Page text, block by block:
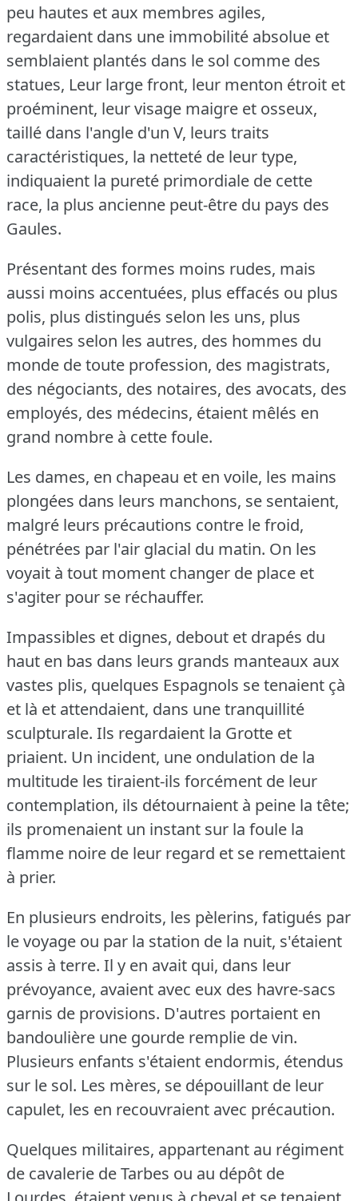
peu hautes et aux membres agiles,
regardaient dans une immobilité absolue et
semblaient plantés dans le sol comme des
statues, Leur large front, leur menton étroit et
proéminent, leur visage maigre et osseux,
taillé dans l'angle d'un V, leurs traits
caractéristiques, la netteté de leur type,
indiquaient la pureté primordiale de cette
race, la plus ancienne peut-être du pays des
Gaules.
Présentant des formes moins rudes, mais
aussi moins accentuées, plus effacés ou plus
polis, plus distingués selon les uns, plus
vulgaires selon les autres, des hommes du
monde de toute profession, des magistrats,
des négociants, des notaires, des avocats, des
employés, des médecins, étaient mêlés en
grand nombre à cette foule.
Les dames, en chapeau et en voile, les mains
plongées dans leurs manchons, se sentaient,
malgré leurs précautions contre le froid,
pénétrées par l'air glacial du matin. On les
voyait à tout moment changer de place et
s'agiter pour se réchauffer.
Impassibles et dignes, debout et drapés du
haut en bas dans leurs grands manteaux aux
vastes plis, quelques Espagnols se tenaient çà
et là et attendaient, dans une tranquillité
sculpturale. Ils regardaient la Grotte et
priaient. Un incident, une ondulation de la
multitude les tiraient-ils forcément de leur
contemplation, ils détournaient à peine la tête;
ils promenaient un instant sur la foule la
flamme noire de leur regard et se remettaient
à prier.
En plusieurs endroits, les pèlerins, fatigués par
le voyage ou par la station de la nuit, s'étaient
assis à terre. Il y en avait qui, dans leur
prévoyance, avaient avec eux des havre-sacs
garnis de provisions. D'autres portaient en
bandoulière une gourde remplie de vin.
Plusieurs enfants s'étaient endormis, étendus
sur le sol. Les mères, se dépouillant de leur
capulet, les en recouvraient avec précaution.
Quelques militaires, appartenant au régiment
de cavalerie de Tarbes ou au dépôt de